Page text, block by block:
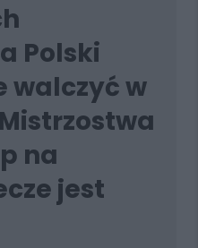
Polski
walczyć w
na
jest